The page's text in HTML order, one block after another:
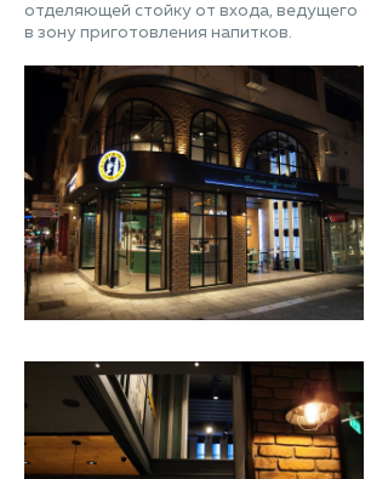
отделяющей стойку от входа, ведущего
в зону приготовления напитков.